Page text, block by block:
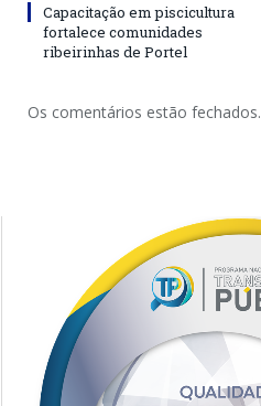
Capacitação em piscicultura
fortalece comunidades
ribeirinhas de Portel
Os comentários estão fechados.